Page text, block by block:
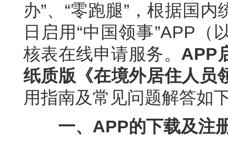
办”、“零跑腿”，根据国
日启用“中国领事”APP
核表在线申请服务。 APP
纸质版《在境外居住人员
用指南及常见问题解答如
一、APP的下载及注